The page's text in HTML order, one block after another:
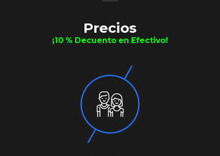
Precios
¡10 % Decuento en Efectivo!